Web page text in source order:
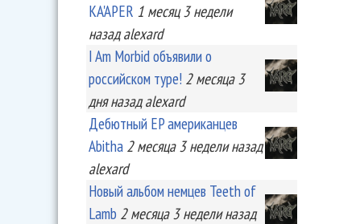
KA'APER 1 месяц 3 недели
назад alexard
I Am Morbid объявили о
российском туре! 2 месяца 3
дняназад alexard
Дебютный EP американцев
Abitha 2 месяца 3 неделиназад
alexard
Новый альбом немцев Teeth of
Lamb 2 месяца 3 неделиназад